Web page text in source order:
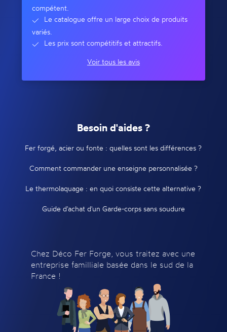
compétent.
Le catalogue offre un large choix de produits
variés.
Les prix sont compétitifs et attractifs.
Voir tous les avis
Besoin d'aides ?
Fer forgé, acier ou fonte : quelles sont les différences ?
Comment commander une enseigne personnalisée ?
Le thermolaquage : en quoi consiste cette alternative ?
Guide d'achat d'un Garde-corps sans soudure
Chez Déco Fer Forge, vous traitez avec une
entreprise familliale basée dans le sud de la
France !